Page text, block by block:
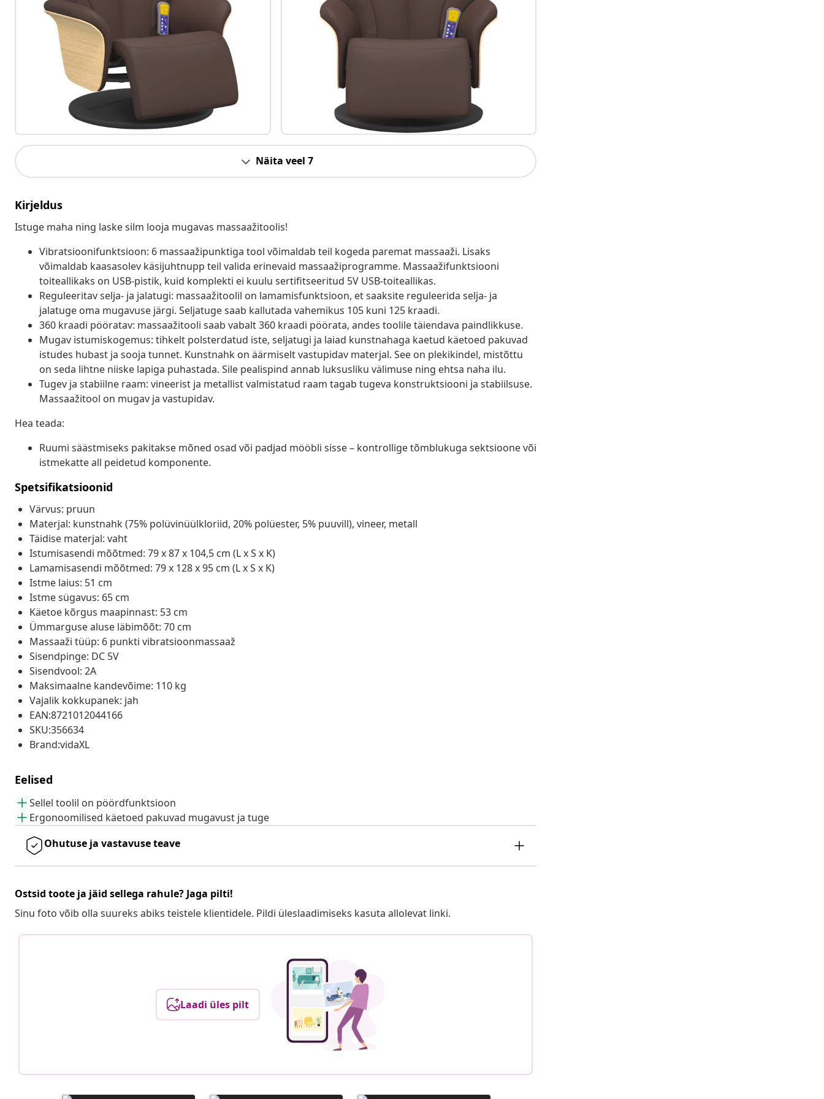
Näita veel 7
Kirjeldus
Istuge maha ning laske silm looja mugavas massaažitoolis!
Vibratsioonifunktsioon: 6 massaažipunktiga tool võimaldab teil kogeda paremat massaaži. Lisaks
võimaldab kaasasolev käsijuhtnupp teil valida erinevaid massaažiprogramme. Massaažifunktsiooni
toiteallikaks on USB-pistik, kuid komplekti ei kuulu sertifitseeritud 5V USB-toiteallikas.
Reguleeritav selja- ja jalatugi: massaažitoolil on lamamisfunktsioon, et saaksite reguleerida selja- ja
jalatuge oma mugavuse järgi. Seljatuge saab kallutada vahemikus 105 kuni 125 kraadi.
360 kraadi pööratav: massaažitooli saab vabalt 360 kraadi pöörata, andes toolile täiendava paindlikkuse.
Mugav istumiskogemus: tihkelt polsterdatud iste, seljatugi ja laiad kunstnahaga kaetud käetoed pakuvad
istudes hubast ja sooja tunnet. Kunstnahk on äärmiselt vastupidav materjal. See on plekikindel, mistõttu
on seda lihtne niiske lapiga puhastada. Sile pealispind annab luksusliku välimuse ning ehtsa naha ilu.
Tugev ja stabiilne raam: vineerist ja metallist valmistatud raam tagab tugeva konstruktsiooni ja stabiilsuse.
Massaažitool on mugav ja vastupidav.
Hea teada:
Ruumi säästmiseks pakitakse mõned osad või padjad mööbli sisse – kontrollige tõmblukuga sektsioone või
istmekatte all peidetud komponente.
Spetsifikatsioonid
Värvus: pruun
Materjal: kunstnahk (75% polüvinüülkloriid, 20% polüester, 5% puuvill), vineer, metall
Täidise materjal: vaht
Istumisasendi mõõtmed: 79 x 87 x 104,5 cm (L x S x K)
Lamamisasendi mõõtmed: 79 x 128 x 95 cm (L x S x K)
Istme laius: 51 cm
Istme sügavus: 65 cm
Käetoe kõrgus maapinnast: 53 cm
Ümmarguse aluse läbimõõt: 70 cm
Massaaži tüüp: 6 punkti vibratsioonmassaaž
Sisendpinge: DC 5V
Sisendvool: 2A
Maksimaalne kandevõime: 110 kg
Vajalik kokkupanek: jah
EAN:8721012044166
SKU:356634
Brand:vidaXL
Eelised
Sellel toolil on pöördfunktsioon
Ergonoomilised käetoed pakuvad mugavust ja tuge
Ohutuse ja vastavuse teave
Ostsid toote ja jäid sellega rahule? Jaga pilti!
Sinu foto võib olla suureks abiks teistele klientidele. Pildi üleslaadimiseks kasuta allolevat linki.
Laadi üles pilt